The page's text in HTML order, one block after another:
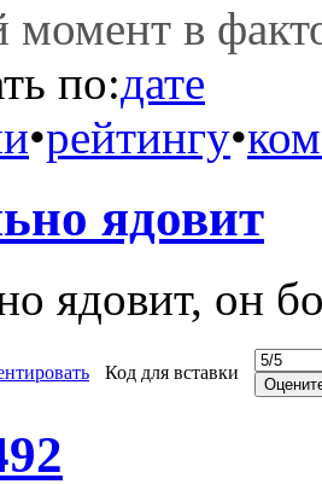
момент в
по:дате
•рейтингу•
ядовит
ядовит, он
Код для вставки